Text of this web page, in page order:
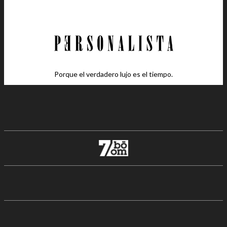
Porque el verdadero lujo es el tiempo.